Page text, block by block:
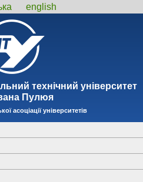
english
технiчний унiверситет
Пулюя
асоціації університетів